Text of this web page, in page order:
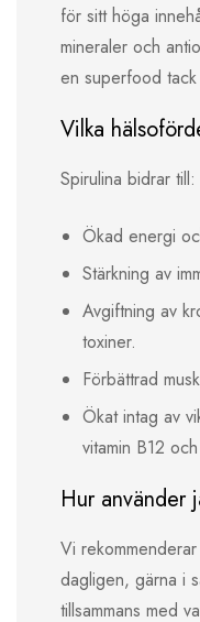
för sitt höga
mineraler och
en superfood
Vilka
Spirulina bidrar till:
Ökad energi
Stärkning av
Avgiftning av
toxiner.
Förbättrad
Ökat intag av
vitamin B12
Hur använder
Vi
dagligen, gärna i
tillsammans med